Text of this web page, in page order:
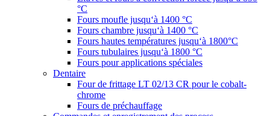
°C
Fours moufle jusqu‘à 1400 °C
Fours chambre jusqu‘à 1400 °C
Fours hautes températures jusqu‘à 1800°C
Fours tubulaires jusqu‘à 1800 °C
Fours pour applications spéciales
Dentaire
Four de frittage LT 02/13 CR pour le cobalt-
chrome
Fours de préchauffage